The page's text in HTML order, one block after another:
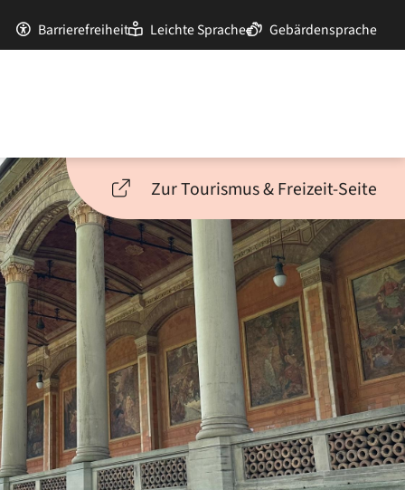
Barrierefreiheit Leichte Sprache Gebärdensprache
Zur Tourismus & Freizeit-Seite